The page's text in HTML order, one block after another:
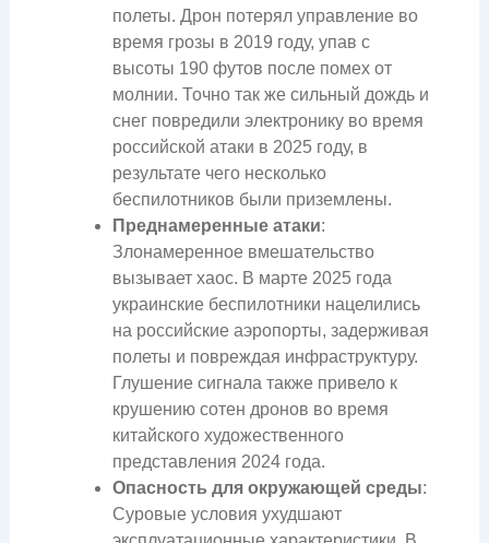
полеты. Дрон потерял управление во
время грозы в 2019 году, упав с
высоты 190 футов после помех от
молнии. Точно так же сильный дождь и
снег повредили электронику во время
российской атаки в 2025 году, в
результате чего несколько
беспилотников были приземлены.
Преднамеренные атаки:
Злонамеренное вмешательство
вызывает хаос. В марте 2025 года
украинские беспилотники нацелились
на российские аэропорты, задерживая
полеты и повреждая инфраструктуру.
Глушение сигнала также привело к
крушению сотен дронов во время
китайского художественного
представления 2024 года.
Опасность для окружающей среды:
Суровые условия ухудшают